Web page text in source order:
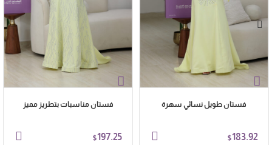
فستان طويل نسائي سهرة
$183.92
فستان مناسبات بتطريز مميز
$197.25